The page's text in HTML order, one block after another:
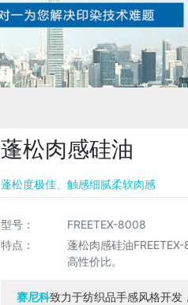
蓬松肉感硅油
蓬松度极佳、触感细腻柔软肉感
型号：
FREETEX-8008
特点：
蓬松肉感硅油
高性价比。
赛尼科致力于纺织品手感风格开发